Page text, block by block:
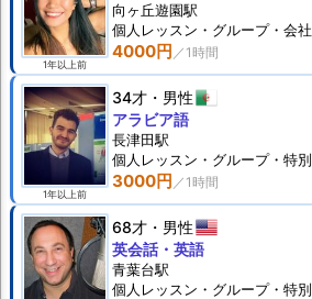
1年以上前
4000円
向ヶ丘遊園駅
個人 レッスン ・グループ・会社
1年以上前
34才 男性
3000円
アラビア語
長津田駅
個人 レッスン ・グループ・特別
68才 男性
英会話・英語
青葉台駅
個人 レッスン ・グループ・特別